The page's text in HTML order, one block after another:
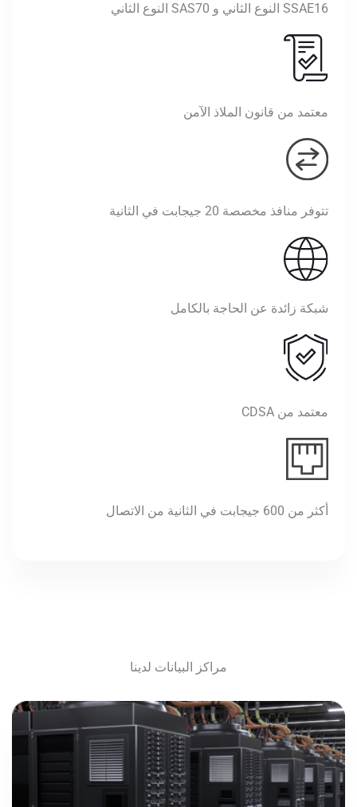
SSAE16 النوع الثاني و SAS70 النوع الثاني
معتمد من قانون الملاذ الآمن
تتوفر منافذ مخصصة 20 جيجابت في الثانية
شبكة زائدة عن الحاجة بالكامل
معتمد من CDSA
أكثر من 600 جيجابت في الثانية من الاتصال
مراكز البيانات لدينا